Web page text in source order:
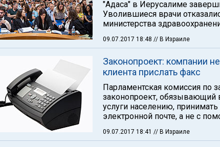
"Адаса" в Иерусалиме
Уволившиеся врачи
министерства
09.07.2017 18:48 // В Израиле
Законопроект: компании
клиента прислать факс
Парламентская комиссия по
законопроект,
услуги населению,
электронной почте, а не с
09.07.2017 18:41 // В Израиле